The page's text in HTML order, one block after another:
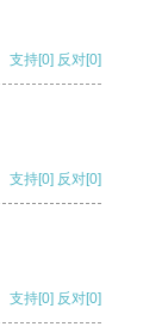
支持[0] 反对[0]
支持[0] 反对[0]
支持[0] 反对[0]